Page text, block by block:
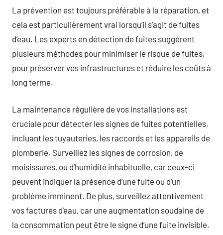
La prévention est toujours préférable à la réparation, et
cela est particulièrement vrai lorsqu’il s’agit de fuites
d’eau. Les experts en détection de fuites suggèrent
plusieurs méthodes pour minimiser le risque de fuites,
pour préserver vos infrastructures et réduire les coûts à
long terme.
La maintenance régulière de vos installations est
cruciale pour détecter les signes de fuites potentielles,
incluant les tuyauteries, les raccords et les appareils de
plomberie. Surveillez les signes de corrosion, de
moisissures, ou d’humidité inhabituelle, car ceux-ci
peuvent indiquer la présence d’une fuite ou d’un
problème imminent. De plus, surveillez attentivement
vos factures d’eau, car une augmentation soudaine de
la consommation peut être le signe d’une fuite invisible.